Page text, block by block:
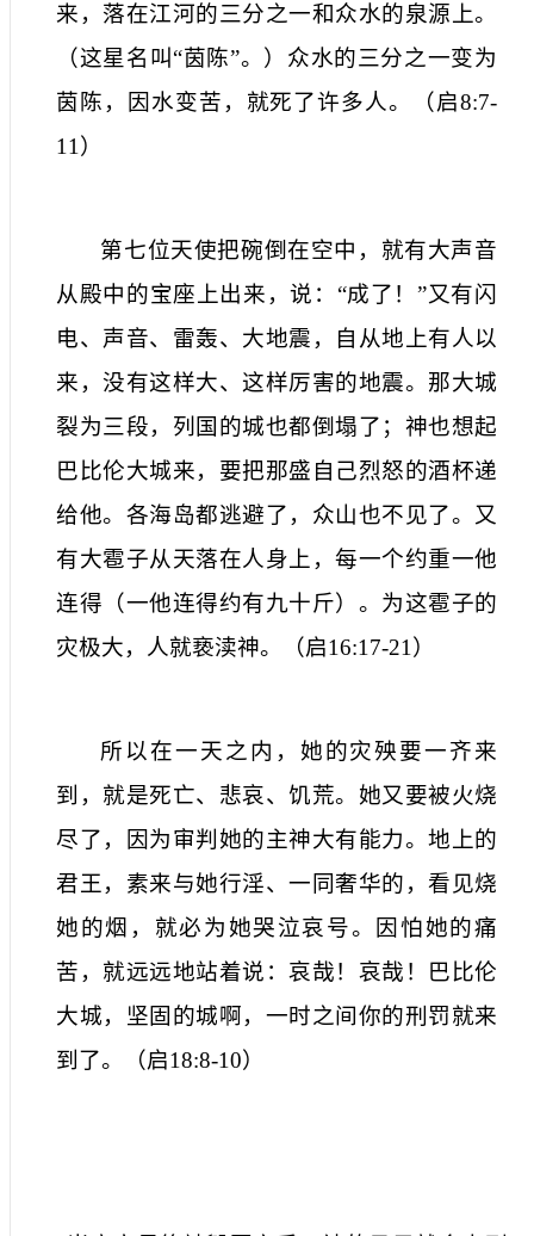
来，落在江河的三分之一和众水的泉源上。
（这星名叫“茵陈”。）众水的三分之一变为
茵陈，因水变苦，就死了许多人。
（启8:7-
11 ）
第七位天使把碗倒在空中，就有大声音
从殿中的宝座上出来，说：“成了！”又有闪
电、声音、雷轰、大地震，自从地上有人以
来，没有这样大、这样厉害的地震。那大城
裂为三段，列国的城也都倒塌了；神也想起
巴比伦大城来，要把那盛自己烈怒的酒杯递
给他。各海岛都逃避了，众山也不见了。又
有大雹子从天落在人身上，每一个约重一他
连得（一他连得约有九十斤）。为这雹子的
灾极大，人就亵渎神。
（启16:17-21 ）
所以在一天之内，她的灾殃要一齐来
到，就是死亡、悲哀、饥荒。她又要被火烧
尽了，因为审判她的主神大有能力。地上的
君王，素来与她行淫、一同奢华的，看见烧
她的烟，就必为她哭泣哀号。因怕她的痛
苦，就远远地站着说：哀哉！哀哉！巴比伦
大城，坚固的城啊，一时之间你的刑罚就来
到了。
（启18:8-10）